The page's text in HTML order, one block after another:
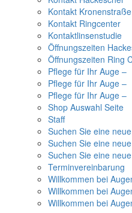
Kontakt Kronenstraße
Kontakt Ringcenter
Kontaktlinsenstudie
Öffnungszeiten
Öffnungszeiten Ring
Pflege für Ihr Auge –
Pflege für Ihr Auge –
Pflege für Ihr Auge –
Shop Auswahl Seite
Staff
Suchen Sie eine
Suchen Sie eine
Suchen Sie eine
Terminvereinbarung
Willkommen bei
Willkommen bei
Willkommen bei